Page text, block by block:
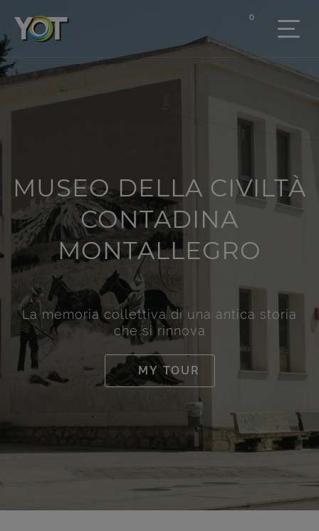
0
MUSEO DELLA CIVILTÀ
CONTADINA
MONTALLEGRO
La memoria collettiva di una antica storia
che si rinnova
MY TOUR